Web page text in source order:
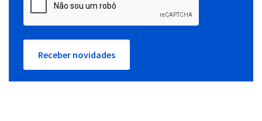
Receber novidades